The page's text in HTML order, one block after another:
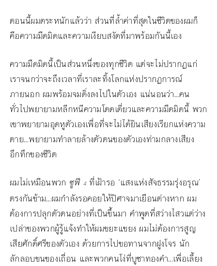
ตอนนี้ผมตระหนักแล้วว่า ส่วนที่ล้ำค่าที่สุดในชีวิตของผมก็
คือความมืดมิดและความเงียบสงัดที่มาพร้อมกันนี้เอง
ความมืดมิดนี้เป็นส่วนหนึ่งของทุกชีวิต แต่จะไม่ปรากฏแก่
เราจนกว่าจะถึงเวลาที่เราละทิ้งโลกแห่งปรากฏการณ์
ภายนอก ผมพร้อมจมดิ่งลงไปในตัวเอง แน่นอนว่า…คน
ทั่วไปพยายามหลีกหนีความโดดเดี่ยวและความมืดมิดนี้ พวก
เขาพยายามอุดหูตัวเองเพื่อที่จะไม่ได้ยินเสียงเรียกแห่งความ
ตาย…พยายามทำลายล้างตัวตนของตัวเองท่ามกลางเสียง
อึกทึกของชีวิต
ผมไม่เหมือนพวก ซูฟี 4 ที่เฝ้ารอ ‘แสงแห่งสัจธรรมรุ่งอรุณ’
ตรงกันข้าม…ผมกำลังรอคอยให้ปิศาจมาเยือนต่างหาก ผม
ต้องการปลุกตัวตนอย่างที่เป็นขึ้นมา คำพูดที่สว่างไสวแต่ว่าง
เปล่าของพวกผู้รู้แจ้งทำให้ผมขยะแขยง ผมไม่ต้องการสูญ
เสียศักดิ์ศรีของตัวเอง ด้วยการไปขอทานจากฝูงโจร นัก
ลักลอบขนของเถื่อน และพวกคนโง่ที่บูชาทองคำ…เพื่อเลี้ยง